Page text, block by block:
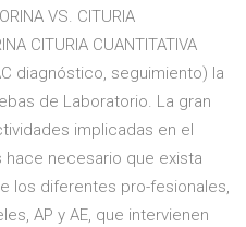
VS. CITURIA
CITURIA CUANTITATIVA
diagnóstico, seguimiento) la
de Laboratorio. La gran
implicadas en el
hace necesario que exista
los diferentes pro-fesionales,
AP y AE, que intervienen